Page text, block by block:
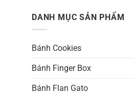
DANH MỤC SẢN PHẨM
Bánh Cookies
Bánh Finger Box
Bánh Flan Gato